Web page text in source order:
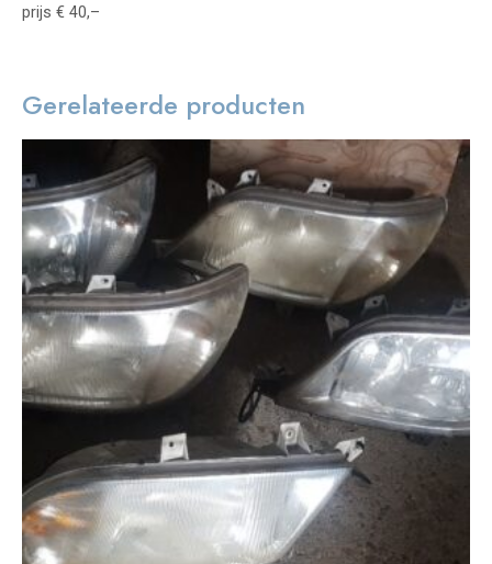
prijs € 40,–
Gerelateerde producten